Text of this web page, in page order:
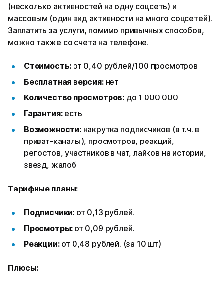
(несколько активностей на одну соцсеть) и
массовым (один вид активности на много соцсетей).
Заплатить за услуги, помимо привычных способов,
можно также со счета на телефоне.
Стоимость: от 0,40 рублей/100 просмотров
Бесплатная версия:нет
Количество просмотров: до 1 000 000
Гарантия:есть
Возможности:накрутка подписчиков (в т.ч. в
приват-каналы), просмотров, реакций,
репостов, участников в чат, лайков на истории,
звезд, жалоб
Тарифные планы:
Подписчики: от 0,13 рублей.
Просмотры: от 0,09 рублей.
Реакции:от 0,48 рублей. (за 10 шт)
Плюсы: